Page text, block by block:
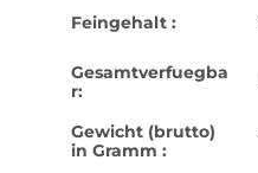
Feingehalt :
Gesamtverfuegba
r:
Gewicht (brutto)
in Gramm :